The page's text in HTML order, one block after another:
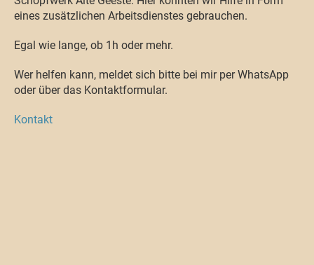
eines zusätzlichen Arbeitsdienstes gebrauchen.
Egal wie lange, ob 1h oder mehr.
Wer helfen kann, meldet sich bitte bei mir per WhatsApp
oder über das Kontaktformular.
Kontakt